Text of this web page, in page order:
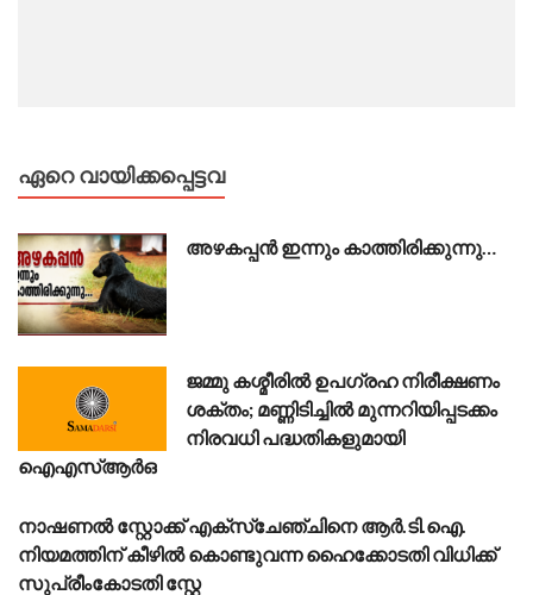
ഏറെ വായിക്കപ്പെട്ടവ
അഴകപ്പൻ ഇന്നും കാത്തിരിക്കുന്നു…
ജമ്മു കശ്മീരിൽ ഉപഗ്രഹ നിരീക്ഷണം
ശക്തം; മണ്ണിടിച്ചിൽ മുന്നറിയിപ്പടക്കം
നിരവധി പദ്ധതികളുമായി
ഐഎസ്ആർഒ
നാഷണൽ സ്റ്റോക്ക് എക്സ്ചേഞ്ചിനെ ആർ.ടി.ഐ.
നിയമത്തിന് കീഴിൽ കൊണ്ടുവന്ന ഹൈക്കോടതി വിധിക്ക്
സുപ്രീംകോടതി സ്റ്റേ